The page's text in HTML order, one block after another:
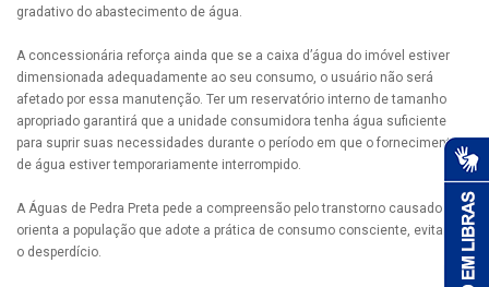
gradativo do abastecimento de água.
A concessionária reforça ainda que se a caixa d’água do imóvel estiver
dimensionada adequadamente ao seu consumo, o usuário não será
afetado por essa manutenção. Ter um reservatório interno de tamanho
apropriado garantirá que a unidade consumidora tenha água suficiente
para suprir suas necessidades durante o período em que o fornecimento
de água estiver temporariamente interrompido.
A Águas de Pedra Preta pede a compreensão pelo transtorno causado e
orienta a população que adote a prática de consumo consciente, evitando
o desperdício.